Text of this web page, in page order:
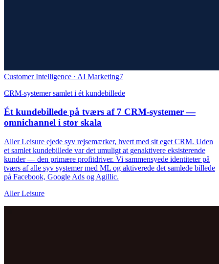
Customer Intelligence · AI Marketing7
CRM-systemer samlet i ét kundebillede
Ét kundebillede på tværs af 7 CRM-systemer —
omnichannel i stor skala
Aller Leisure ejede syv rejsemærker, hvert med sit eget CRM. Uden
et samlet kundebillede var det umuligt at genaktivere eksisterende
kunder — den primære profitdriver. Vi sammensyede identiteter på
tværs af alle syv systemer med ML og aktiverede det samlede billede
på Facebook, Google Ads og Agillic.
Aller Leisure